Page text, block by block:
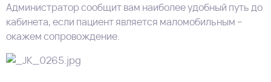
Администратор сообщит вам наиболее удобный путь до
кабинета, если пациент является маломобильным –
окажем сопровождение.